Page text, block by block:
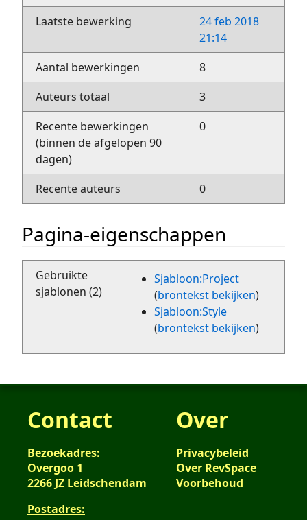
Laatste bewerking
24 feb 2018
21:14
Aantal bewerkingen
8
Auteurs totaal
3
Recente bewerkingen
(binnen de afgelopen 90
dagen)
0
Recente auteurs 0
Pagina-eigenschappen
Gebruikte
sjablonen (2)
Sjabloon:Project
(brontekst bekijken)
Sjabloon:Style
(brontekst bekijken)
Contact
Bezoekadres:
Overgoo 1
2266 JZ Leidschendam
Postadres:
Over
Privacybeleid
Over RevSpace
Voorbehoud